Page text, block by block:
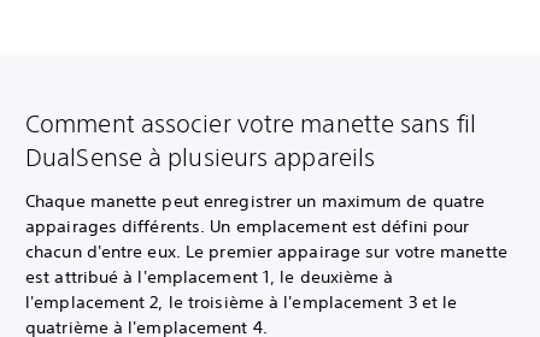
Comment associer votre manette sans fil
DualSense à plusieurs appareils
Chaque manette peut enregistrer un maximum de quatre
appairages différents. Un emplacement est défini pour
chacun d'entre eux. Le premier appairage sur votre manette
est attribué à l'emplacement 1, le deuxième à
l'emplacement 2, le troisième à l'emplacement 3 et le
quatrième à l'emplacement 4.